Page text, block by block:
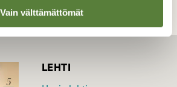
Vain välttämättömät
LEHTI